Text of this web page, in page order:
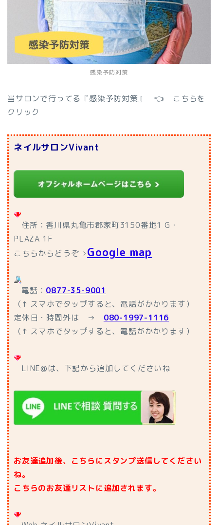
感染予防対策
当サロンで行ってる『感染予防対策』 👈 こちらを
クリック
ネイルサロンVivant
住所：香川県丸亀市郡家町3150番地1 G・
PLAZA 1F
こちらからどうぞ⇒Google map
電話： 0877-35-9001
（↑ スマホでタップすると、電話がかかります）
定休日・時間外は → 080-1997-1116
（↑ スマホでタップすると、電話がかかります）
LINE@は、下記から追加してくださいね
お友達追加後、こちらにスタンプ送信してください
ね。
こちらのお友達リストに追加されます。